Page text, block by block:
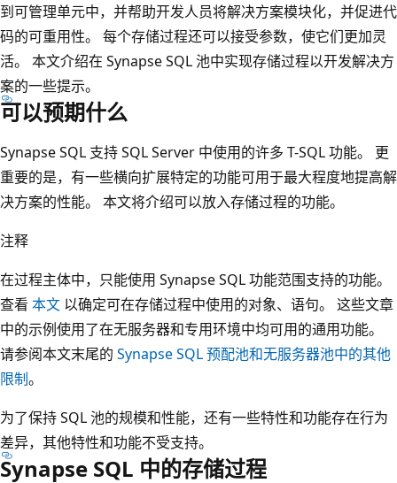
到可管理单元中，并帮助开发人员将解决方案模块化，并促进代
码的可重用性。 每个存储过程还可以接受参数，使它们更加灵
活。 本文介绍在 Synapse SQL 池中实现存储过程以开发解决方
案的一些提示。
可以预期什么
Synapse SQL 支持 SQL Server 中使用的许多 T-SQL 功能。 更
重要的是，有一些横向扩展特定的功能可用于最大程度地提高解
决方案的性能。 本文将介绍可以放入存储过程的功能。
注释
在过程主体中，只能使用 Synapse SQL 功能范围支持的功能。
查看 本文 以确定可在存储过程中使用的对象、语句。 这些文章
中的示例使用了在无服务器和专用环境中均可用的通用功能。
请参阅本文末尾的 Synapse SQL 预配池和无服务器池中的其他
限制。
为了保持 SQL 池的规模和性能，还有一些特性和功能存在行为
差异，其他特性和功能不受支持。
Synapse SQL 中的存储过程